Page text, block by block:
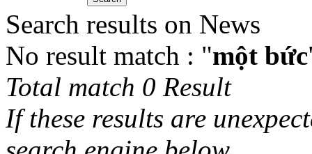
Search results on News
No result match : "một bức
Total match 0 Result
If these results are